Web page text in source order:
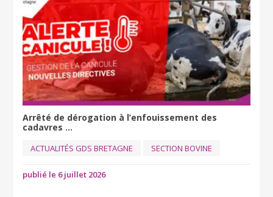
Arrêté de dérogation à l’enfouissement des
cadavres ...
ACTUALITÉS GDS BRETAGNE SECTION BOVINE
publié le 6 juillet 2026